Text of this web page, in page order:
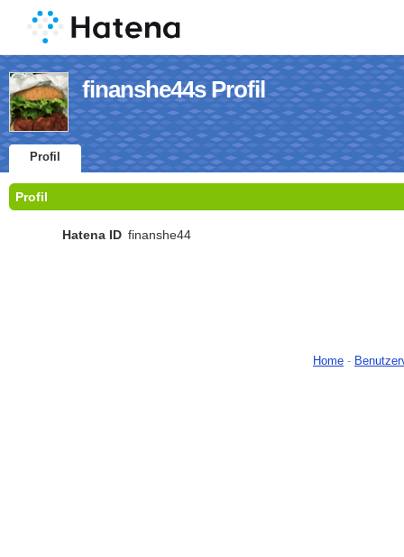
finanshe44s Profil
Profil
Profil
Hatena ID finanshe44
Home -